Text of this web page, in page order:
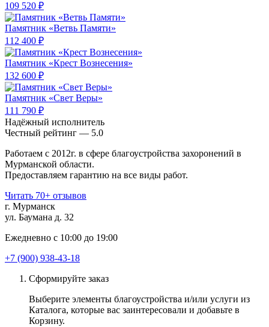
109 520 ₽
Памятник «Ветвь Памяти»
112 400 ₽
Памятник «Крест Вознесения»
132 600 ₽
Памятник «Свет Веры»
111 790 ₽
Надёжный исполнитель
Чеcтный рейтинг — 5.0
Работаем с 2012г. в сфере благоустройства захоронений в
Мурманской области.
Предоставляем гарантию на все виды работ.
Читать 70+ отзывов
г. Мурманск
ул. Баумана д. 32
Ежедневно с 10:00 до 19:00
+7 (900) 938-43-18
Сформируйте заказ
Выберите элементы благоустройства и/или услуги из
Каталога, которые вас заинтересовали и добавьте в
Корзину.